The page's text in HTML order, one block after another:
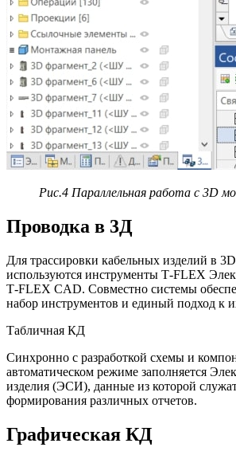
Рис.4 Параллельная работа с 3D
Проводка в 3Д
Для трассировки кабельных изделий в
используются инструменты T‑FLEX
T‑FLEX CAD. Совместно системы
набор инструментов и единый подход к
Табличная КД
Синхронно с разработкой схемы и
автоматическом режиме заполняется
изделия (ЭСИ), данные из которой
формирования различных отчетов.
Графическая КД